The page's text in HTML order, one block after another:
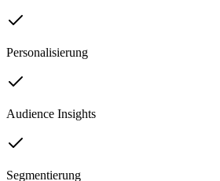
Personalisierung
Audience Insights
Segmentierung